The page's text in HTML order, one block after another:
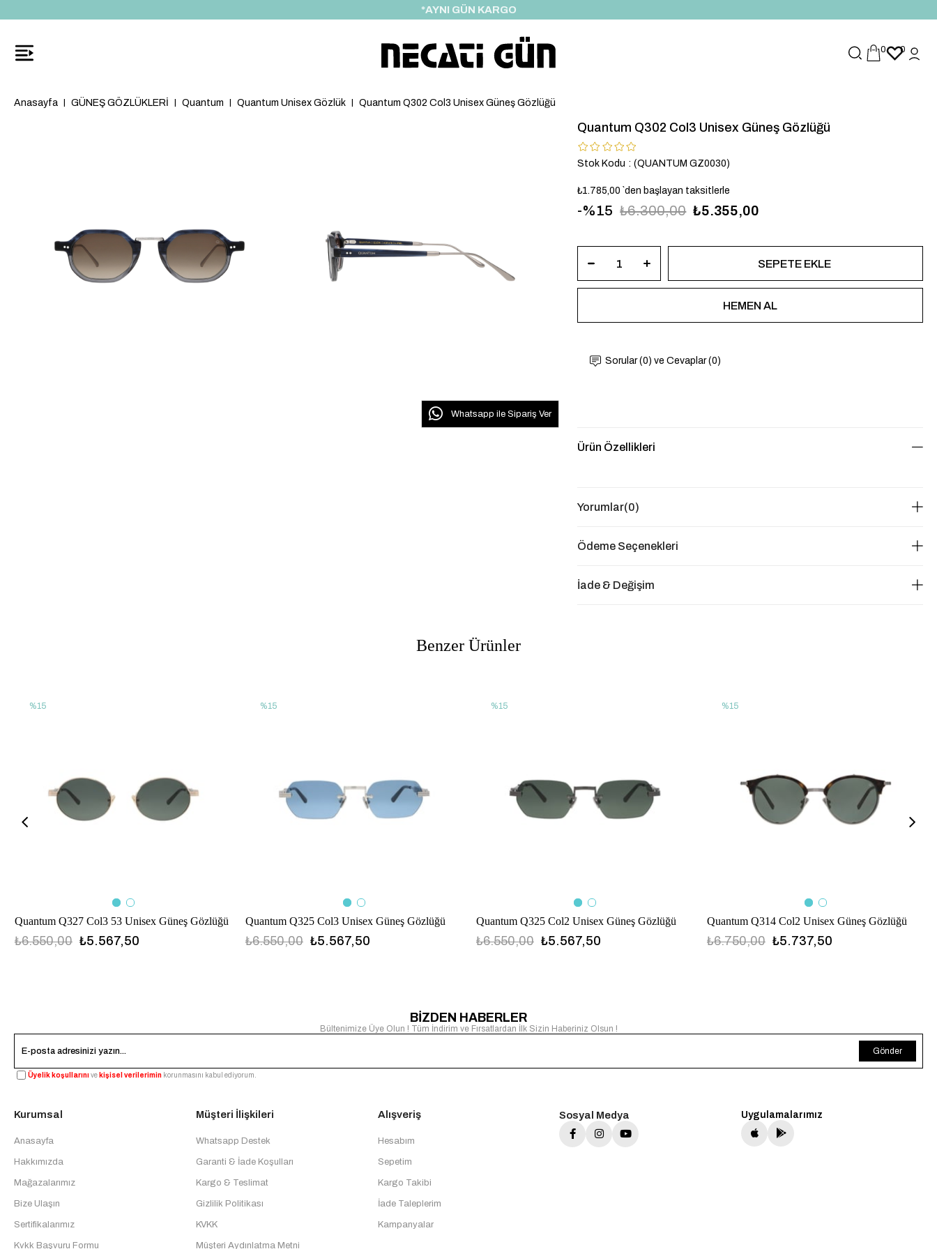
*HEDİYE PAKETİ & NOTU
0 0
Anasayfa GÜNEŞ GÖZLÜKLERİ Quantum Quantum Unisex Gözlük Quantum Q302 Col3 Unisex Güneş Gözlüğü
Whatsapp ile Sipariş Ver
Quantum Q302 Col3 Unisex Güneş Gözlüğü
Stok Kodu (QUANTUM GZ0030)
₺1.785,00 `den başlayan taksitlerle
15 ₺6.300,00 ₺5.355,00
Sorular (0) ve Cevaplar (0)
Ürün Özellikleri
Yorumlar(0)
Ödeme Seçenekleri
İade & Değişim
Benzer Ürünler
Quantum Q327 Col3 53 Unisex Güneş Gözlüğü
₺5.567,50
₺6.550,00
%15
Quantum Q325 Col3 Unisex Güneş Gözlüğü
₺5.567,50
₺6.550,00
%15
Quantum Q325 Col2 Unisex Güneş Gözlüğü
₺5.567,50
₺6.550,00
%15
Quantum Q314 Col2 Unisex Güneş Gözlüğü
₺5.737,50
₺6.750,00
%15
BİZDEN HABERLER
Bültenimize Üye Olun ! Tüm İndirim ve Fırsatlardan İlk Sizin Haberiniz Olsun !
Gönder
Üyelik koşullarınıve kişisel verilerimin korunmasını kabul ediyorum.
Kurumsal
Anasayfa
Hakkımızda
Mağazalarımız
Bize Ulaşın
Sertifikalarımız
Kvkk Başvuru Formu
Müşteri İlişkileri
Whatsapp Destek
Garanti & İade Koşulları
Kargo & Teslimat
Gizlilik Politikası
KVKK
Müşteri Aydınlatma Metni
Alışveriş
Hesabım
Sepetim
Kargo Takibi
İade Taleplerim
Kampanyalar
Sosyal Medya Uygulamalarımız